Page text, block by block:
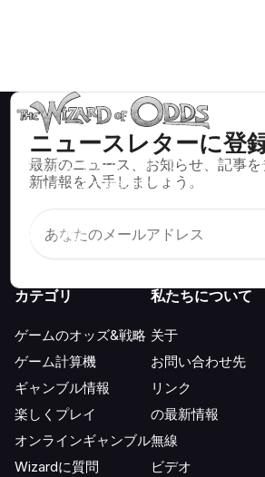
ニュースレターに登
最新のニュース、お知らせ、記事
新情報を入手しましょう。
ブラックジャック、クラップス、ルーレッ
カジノゲームで数学的に正しい戦略と情報。
カテゴリ
ゲームのオッズ&戦略
ゲーム計算機
ギャンブル情報
楽しくプレイ
オンラインギャンブル
Wizardに質問
私たちについて
关于
お問い合わせ先
リンク
の最新情報
無線
ビデオ